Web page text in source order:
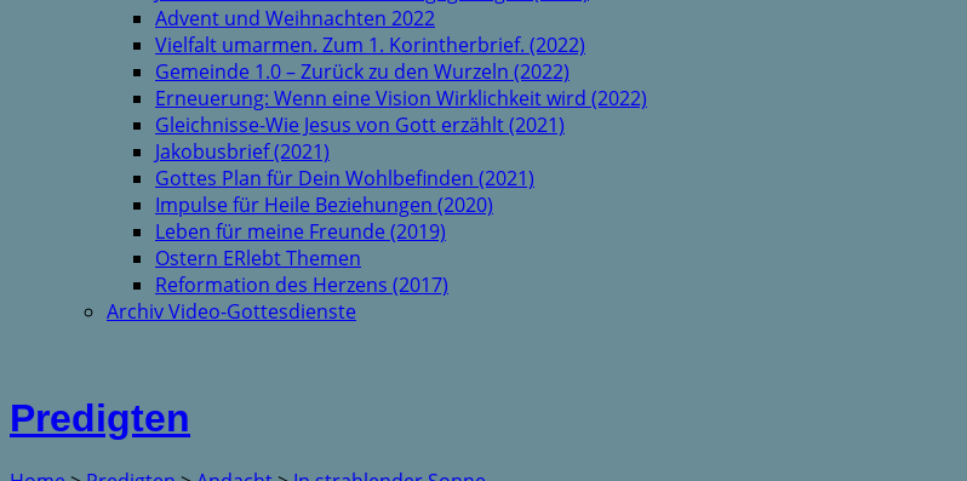
Advent und Weihnachten 2022
Vielfalt umarmen. Zum 1. Korintherbrief. (2022)
Gemeinde 1.0 – Zurück zu den Wurzeln (2022)
Erneuerung: Wenn eine Vision Wirklichkeit wird (2022)
Gleichnisse-Wie Jesus von Gott erzählt (2021)
Jakobusbrief (2021)
Gottes Plan für Dein Wohlbefinden (2021)
Impulse für Heile Beziehungen (2020)
Leben für meine Freunde (2019)
Ostern ERlebt Themen
Reformation des Herzens (2017)
Archiv Video-Gottesdienste
Predigten